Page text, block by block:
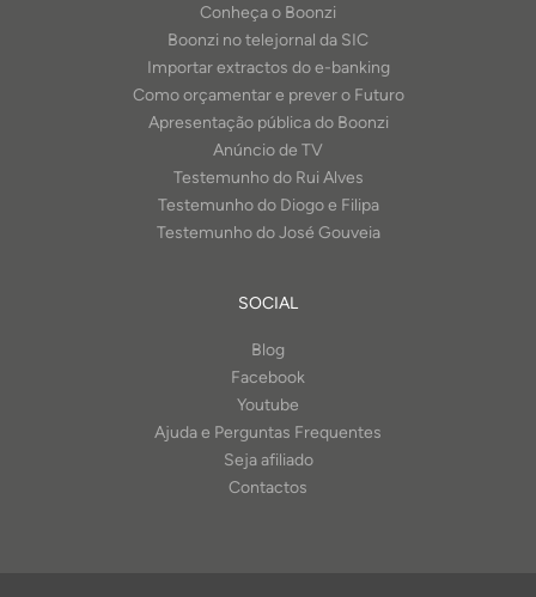
Conheça o Boonzi
Boonzi no telejornal da SIC
Importar extractos do e-banking
Como orçamentar e prever o Futuro
Apresentação pública do Boonzi
Anúncio de TV
Testemunho do Rui Alves
Testemunho do Diogo e Filipa
Testemunho do José Gouveia
SOCIAL
Blog
Facebook
Youtube
Ajuda e Perguntas Frequentes
Seja afiliado
Contactos